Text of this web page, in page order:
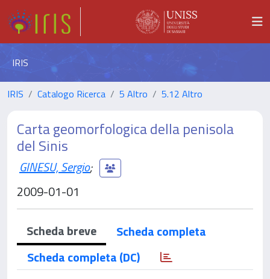
IRIS
IRIS Catalogo Ricerca 5 Altro 5.12 Altro
Carta geomorfologica della penisola
del Sinis
GINESU, Sergio;
2009-01-01
Scheda breve
Scheda completa
Scheda completa (DC)